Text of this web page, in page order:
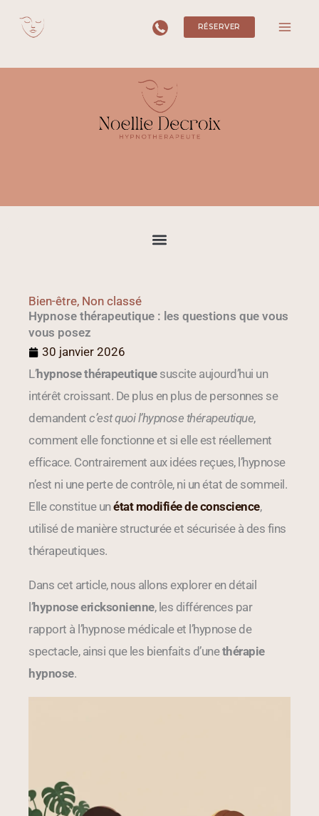
RÉSERVER
Bien-être, Non classé
Hypnose thérapeutique : les questions que vous
vous posez
30 janvier 2026
L’hypnose thérapeutiquesuscite aujourd’hui un
intérêt croissant. De plus en plus de personnes se
demandent c’est quoi l’hypnose thérapeutique,
comment elle fonctionne et si elle est réellement
efficace. Contrairement aux idées reçues, l’hypnose
n’est ni une perte de contrôle, ni un état de sommeil.
Elle constitue unétat modifiée de conscience,
utilisé de manière structurée et sécurisée à des fins
thérapeutiques.
Dans cet article, nous allons explorer en détail
l’hypnose ericksonienne, les différences par
rapport à l’hypnose médicale et l’hypnose de
spectacle, ainsi que les bienfaits d’unethérapie
hypnose.